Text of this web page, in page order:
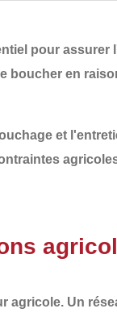
pour assurer
boucher en
et
agricole. Un